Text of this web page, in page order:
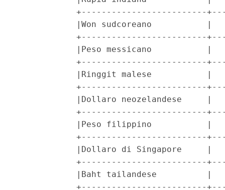
+-------------------------
|Won sudcoreano           |
+-------------------------
|Peso messicano           |
+-------------------------
|Ringgit malese           |
+-------------------------
|Dollaro neozelandese     |
+-------------------------
|Peso filippino           |
+-------------------------
|Dollaro di Singapore     |
+-------------------------
|Baht tailandese          |
+-------------------------